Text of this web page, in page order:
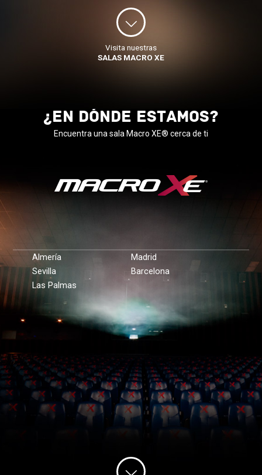
Visita nuestras
SALAS MACRO XE
¿En DÓNDE estamos?
Encuentra una sala Macro XE® cerca de ti
Almería
Sevilla
Las Palmas
Madrid
Barcelona